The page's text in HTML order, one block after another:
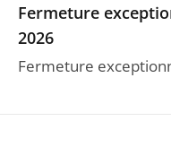
Fermeture
2026
Fermeture